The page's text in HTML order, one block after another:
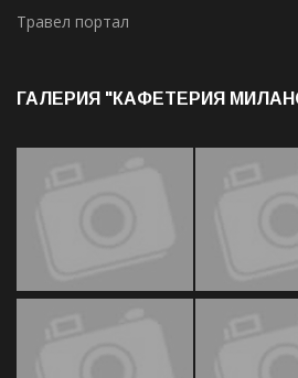
Травел портал
ГАЛЕРИЯ "КАФЕТЕРИЯ